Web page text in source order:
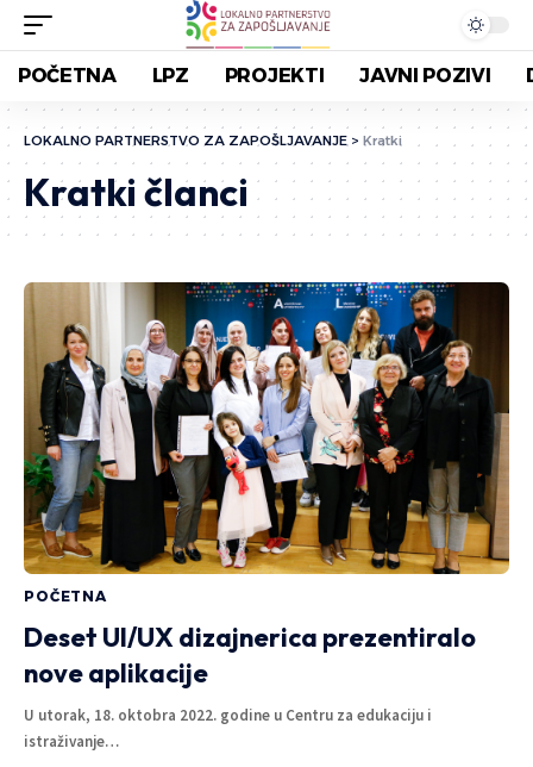
POČETNA LPZ PROJEKTI JAVNI POZIVI
LOKALNO PARTNERSTVO ZA ZAPOŠLJAVANJE> Kratki
Kratki članci
POČETNA
Deset UI/UX dizajnerica prezentiralo
nove aplikacije
U utorak, 18. oktobra 2022. godine u Centru za edukaciju i
istraživanje…